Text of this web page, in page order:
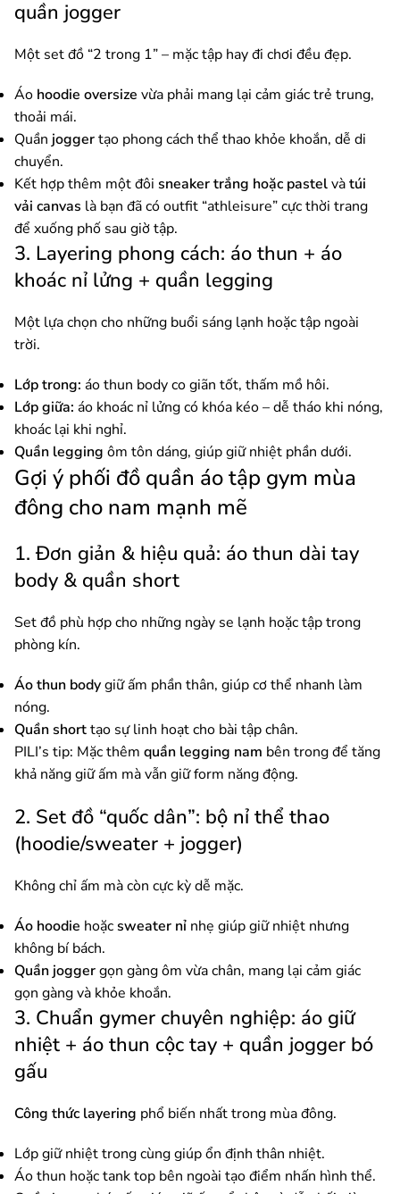
quần jogger
Một set đồ “2 trong 1” – mặc tập hay đi chơi đều đẹp.
Áo hoodie oversize vừa phải mang lại cảm giác trẻ trung,
thoải mái.
Quần joggertạo phong cách thể thao khỏe khoắn, dễ di
chuyển.
Kết hợp thêm một đôi sneaker trắng hoặc pastelvàtúi
vải canvas là bạn đã có outfit “athleisure” cực thời trang
để xuống phố sau giờ tập.
3. Layering phong cách: áo thun + áo
khoác nỉ lửng + quần legging
Một lựa chọn cho những buổi sáng lạnh hoặc tập ngoài
trời.
Lớp trong: áo thun body co giãn tốt, thấm mồ hôi.
Lớp giữa: áo khoác nỉ lửng có khóa kéo – dễ tháo khi nóng,
khoác lại khi nghỉ.
Quần legging ôm tôn dáng, giúp giữ nhiệt phần dưới.
Gợi ý phối đồ quần áo tập gym mùa
đông cho nam mạnh mẽ
1. Đơn giản & hiệu quả: áo thun dài tay
body & quần short
Set đồ phù hợp cho những ngày se lạnh hoặc tập trong
phòng kín.
Áo thun bodygiữ ấm phần thân, giúp cơ thể nhanh làm
nóng.
Quần shorttạo sự linh hoạt cho bài tập chân.
PILI’s tip: Mặc thêm quần legging nam bên trong để tăng
khả năng giữ ấm mà vẫn giữ form năng động.
2. Set đồ “quốc dân”: bộ nỉ thể thao
(hoodie/sweater + jogger)
Không chỉ ấm mà còn cực kỳ dễ mặc.
Áo hoodie hoặc sweater nỉ nhẹ giúp giữ nhiệt nhưng
không bí bách.
Quần joggergọn gàng ôm vừa chân, mang lại cảm giác
gọn gàng và khỏe khoắn.
3. Chuẩn gymer chuyên nghiệp: áo giữ
nhiệt + áo thun cộc tay + quần jogger bó
gấu
Công thức layering phổ biến nhất trong mùa đông.
Lớp giữ nhiệt trong cùng giúp ổn định thân nhiệt.
Áo thun hoặc tank top bên ngoài tạo điểm nhấn hình thể.